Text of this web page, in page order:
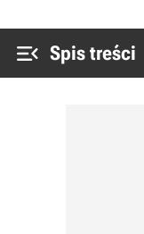
 Spis treści